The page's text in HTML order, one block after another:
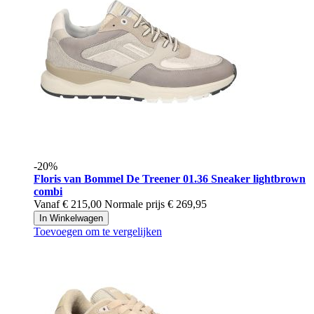
-20%
Floris van Bommel De Treener 01.36 Sneaker lightbrown
combi
Vanaf € 215,00 Normale prijs € 269,95
In Winkelwagen
Toevoegen om te vergelijken